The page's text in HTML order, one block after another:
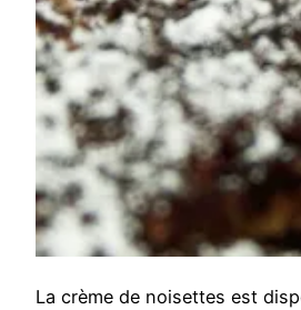
La crème de noisettes est